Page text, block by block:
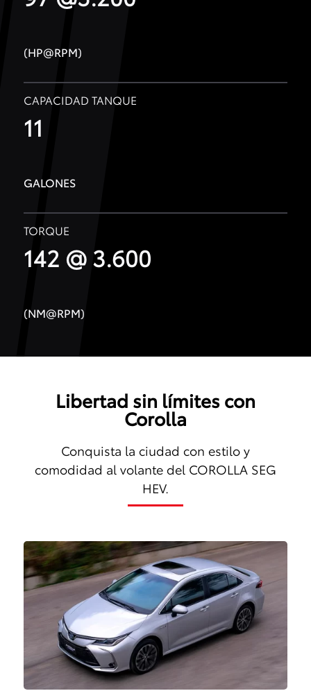
(HP@RPM)
CAPACIDAD TANQUE
11
GALONES
TORQUE
142 @ 3.600
(NM@RPM)
Libertad sin límites con
Corolla
Conquista la ciudad con estilo y
comodidad al volante del COROLLA SEG
HEV.